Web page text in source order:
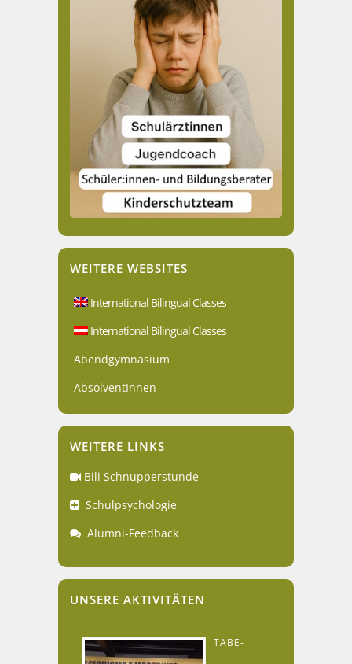
WEITERE WEBSITES
International Bilingual Classes
International Bilingual Classes
Abendgymnasium
AbsolventInnen
WEITERE LINKS
Bili Schnupperstunde
Schulpsychologie
Alumni-Feedback
UNSERE AKTIVITÄTEN
TABE-